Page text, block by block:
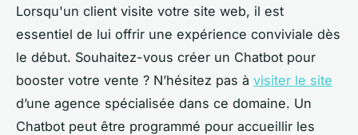
Lorsqu'un client visite votre site web, il est
essentiel de lui offrir une expérience conviviale dès
le début. Souhaitez-vous créer un Chatbot pour
booster votre vente ? N’hésitez pas à visiter le site
d’une agence spécialisée dans ce domaine. Un
Chatbot peut être programmé pour accueillir les